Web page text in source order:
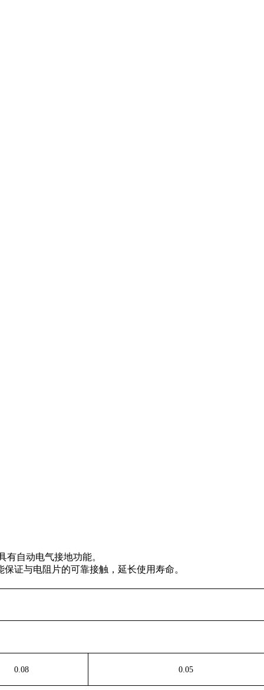
自动电气接地功能。
与电阻片的可靠接触，延长使用寿命。
0.08 0.05